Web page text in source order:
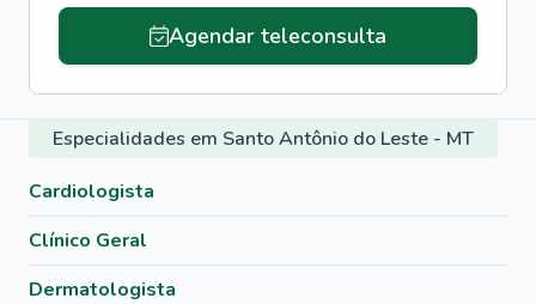
Agendar teleconsulta
Especialidades em Santo Antônio do Leste - MT
Cardiologista
Clínico Geral
Dermatologista